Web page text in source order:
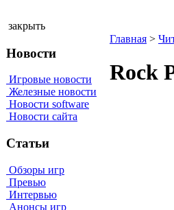
закрыть
Новости
Игровые новости
Железные новости
Новости software
Новости сайта
Статьи
Обзоры игр
Превью
Интервью
Анонсы игр
Главная >
Rосk